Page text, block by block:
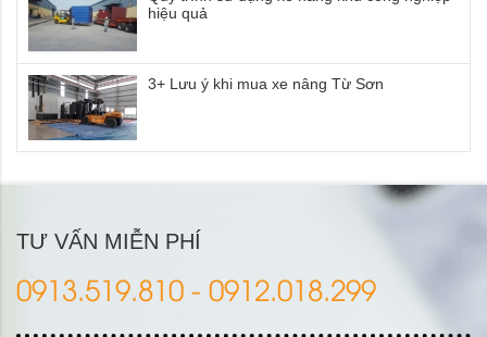
hiệu quả
3+ Lưu ý khi mua xe nâng Từ Sơn
TƯ VẤN MIỄN PHÍ
0913.519.810 - 0912.018.299